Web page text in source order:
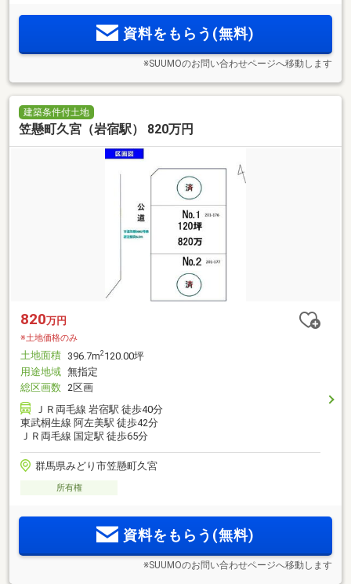
資料をもらう(無料)
※SUUMOのお問い合わせページへ移動します
建築条件付土地
笠懸町久宮（岩宿駅） 820万円
820万円
※土地価格のみ
土地面積 396.7m2 120.00坪
用途地域 無指定
総区画数 2区画
ＪＲ両毛線 岩宿駅 徒歩40分
東武桐生線 阿左美駅 徒歩42分
ＪＲ両毛線 国定駅 徒歩65分
群馬県みどり市笠懸町久宮
所有権
資料をもらう(無料)
※SUUMOのお問い合わせページへ移動します